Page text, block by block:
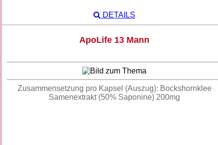
DETAILS
ApoLife 13 Mann
Zusammensetzung pro Kapsel (Auszug): Bockshornklee
Samenextrakt (50% Saponine) 200mg